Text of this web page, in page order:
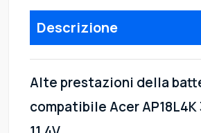
Descrizione
Alte prestazioni della
compatibile Acer AP18L4K